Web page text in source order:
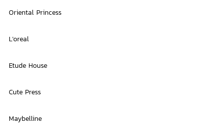
Oriental Princess
L'oreal
Etude House
Cute Press
Maybelline